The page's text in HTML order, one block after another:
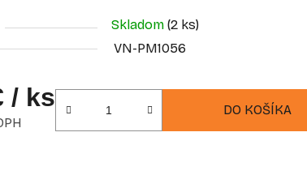
Skladom (2 ks)
VN-PM1056
/ ks DO KOŠÍKA